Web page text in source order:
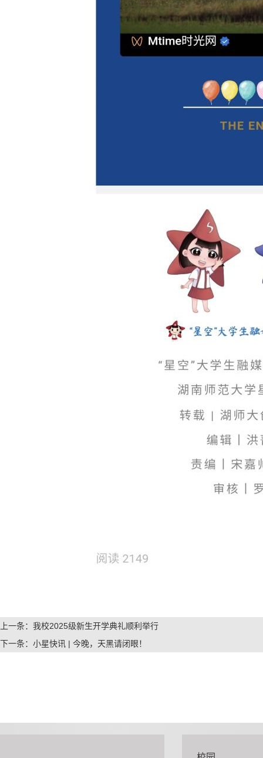
上一条： 我校2025级新生开学典礼顺利举行
下一条： 小星快讯 | 今晚，天黑请闭眼！